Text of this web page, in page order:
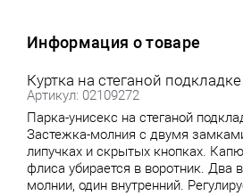
Информация о товаре
Куртка на стеганой
Артикул: 02109272
Парка-унисекс на стеганой
Застежка-молния с двумя
липучках и скрытых кнопках.
флиса убирается в воротник. Два
молнии, один внутренний.